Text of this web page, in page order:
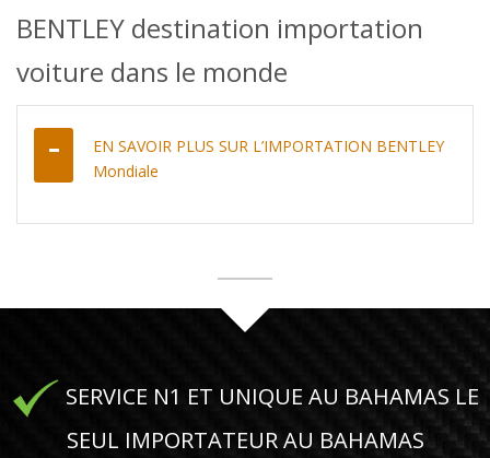
BENTLEY destination importation
voiture dans le monde
EN SAVOIR PLUS SUR L’IMPORTATION BENTLEY
Mondiale
SERVICE N1 ET UNIQUE AU BAHAMAS LE
SEUL IMPORTATEUR AU BAHAMAS